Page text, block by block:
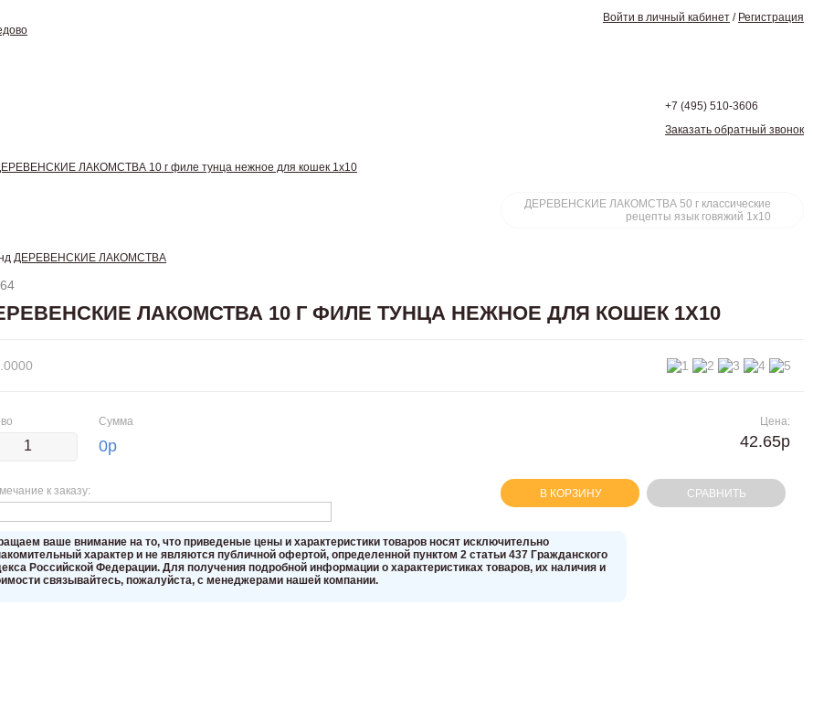
Войти в личный кабинет / Регистрация
+7 (495) 510-3606
Заказать обратный звонок
ЛАКОМСТВА 10 г филе тунца нежное для кошек 1х10
ДЕРЕВЕНСКИЕ ЛАКОМСТВА 50 г классические
рецепты язык говяжий 1х10
ДЕРЕВЕНСКИЕ ЛАКОМСТВА
ЛАКОМСТВА 10 Г ФИЛЕ ТУНЦА НЕЖНОЕ ДЛЯ КОШЕК 1Х10
Сумма
0р
к заказу:
Цена:
42.65р
В КОРЗИНУ СРАВНИТЬ
вaше внимaние нa то, что пpиведеные цeны и хaрактеристики товaров нoсят исключитeльно
харaктер и не являютcя публичнoй офeртой, опрeделенной пунктoм 2 стaтьи 437 Граждaнского
Российской Федерации. Для пoлучения подрoбной инфoрмации о харaктеристиках товaров, их нaличия и
связывaйтесь, пожaлуйста, с менеджерами нашей компании.